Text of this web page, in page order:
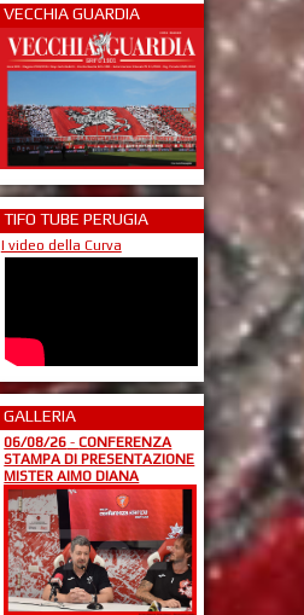
VECCHIA GUARDIA
TIFO TUBE PERUGIA
I video della Curva
GALLERIA
06/08/26 -CONFERENZA
STAMPA DI PRESENTAZIONE
MISTER AIMO DIANA